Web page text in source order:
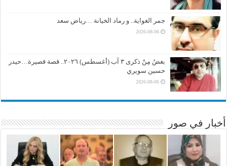
جمر الغواية.. و رماد الخيانة …رياض سعد
2026-08-06
بغضُ مِنْ ذكرى ٣ آب (أغسطس) ٢٠٢٦.. قصة قصيرة…حيدر
حسين سويري
2026-08-06
أخبار في صور